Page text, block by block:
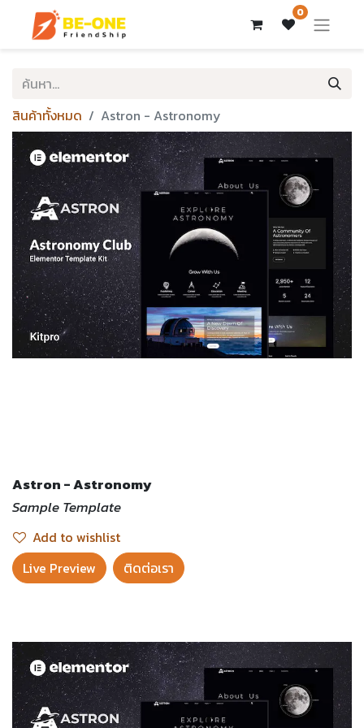
0
สินค้าทั้งหมด Astron - Astronomy
Astron - Astronomy
Sample Template
Add to wishlist
Live Preview​
ติดต่อเรา